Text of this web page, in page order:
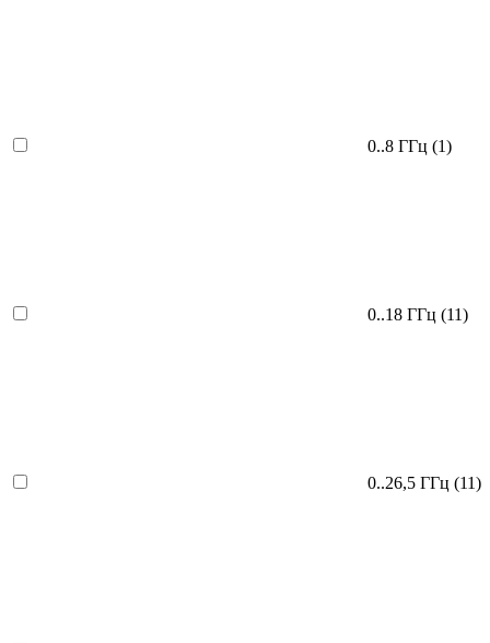
0..8 ГГц (1)
0..18 ГГц (11)
0..26,5 ГГц (11)